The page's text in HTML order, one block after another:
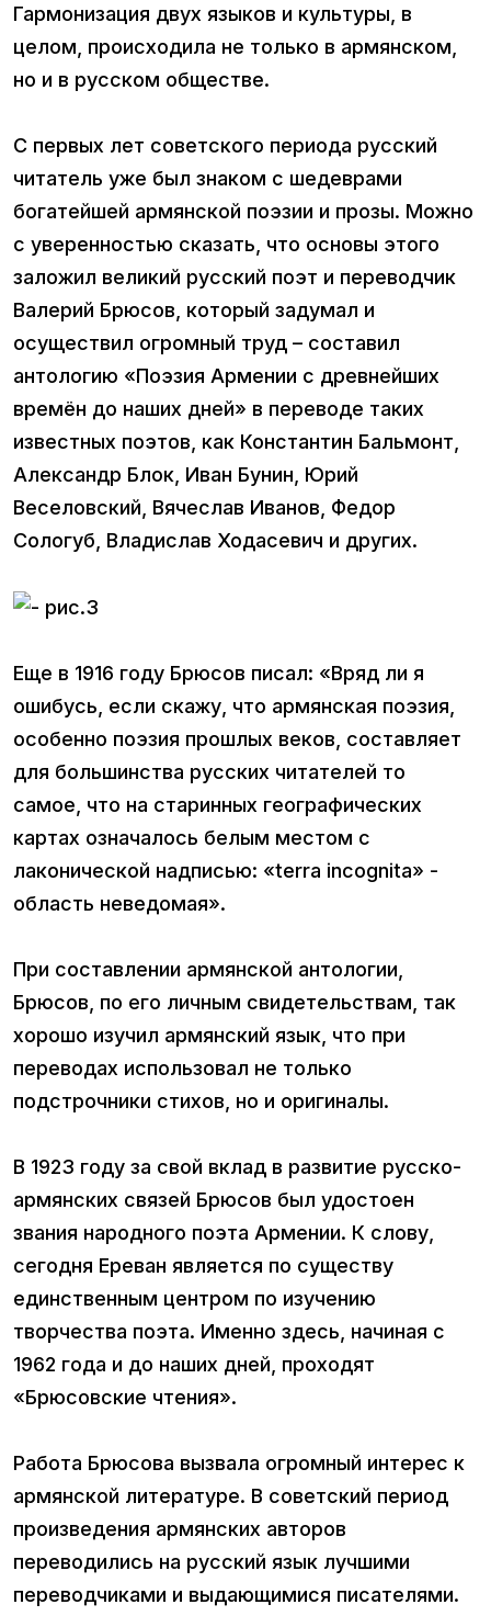
Гармонизация двух языков и культуры, в
целом, происходила не только в армянском,
но и в русском обществе.
С первых лет советского периода русский
читатель уже был знаком с шедеврами
богатейшей армянской поэзии и прозы. Можно
с уверенностью сказать, что основы этого
заложил великий русский поэт и переводчик
Валерий Брюсов, который задумал и
осуществил огромный труд – составил
антологию «Поэзия Армении с древнейших
времён до наших дней» в переводе таких
известных поэтов, как Константин Бальмонт,
Александр Блок, Иван Бунин, Юрий
Веселовский, Вячеслав Иванов, Федор
Сологуб, Владислав Ходасевич и других.
Еще в 1916 году Брюсов писал: «Вряд ли я
ошибусь, если скажу, что армянская поэзия,
особенно поэзия прошлых веков, составляет
для большинства русских читателей то
самое, что на старинных географических
картах означалось белым местом с
лаконической надписью: «terra incognita» -
область неведомая».
При составлении армянской антологии,
Брюсов, по его личным свидетельствам, так
хорошо изучил армянский язык, что при
переводах использовал не только
подстрочники стихов, но и оригиналы.
В 1923 году за свой вклад в развитие русско-
армянских связей Брюсов был удостоен
звания народного поэта Армении. К слову,
сегодня Ереван является по существу
единственным центром по изучению
творчества поэта. Именно здесь, начиная с
1962 года и до наших дней, проходят
«Брюсовские чтения».
Работа Брюсова вызвала огромный интерес к
армянской литературе. В советский период
произведения армянских авторов
переводились на русский язык лучшими
переводчиками и выдающимися писателями.